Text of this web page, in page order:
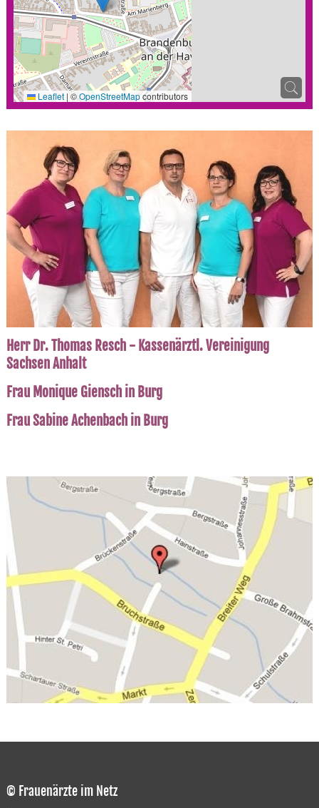
Leaflet | ©OpenStreetMapcontributors
Herr Dr. Thomas Resch - Kassenärztl. Vereinigung
Sachsen Anhalt
Frau Monique Giensch in Burg
Frau Sabine Achenbach in Burg
© Frauenärzte im Netz